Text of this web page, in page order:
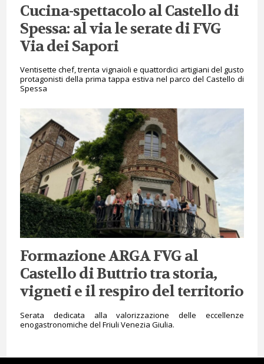
Cucina-spettacolo al Castello di
Spessa: al via le serate di FVG
Via dei Sapori
Ventisette chef, trenta vignaioli e quattordici artigiani del gusto
protagonisti della prima tappa estiva nel parco del Castello di
Spessa
Formazione ARGA FVG al
Castello di Buttrio tra storia,
vigneti e il respiro del territorio
Serata dedicata alla valorizzazione delle eccellenze
enogastronomiche del Friuli Venezia Giulia.